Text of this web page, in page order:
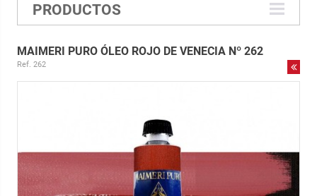
PRODUCTOS
MAIMERI PURO ÓLEO ROJO DE VENECIA Nº 262
Ref. 262